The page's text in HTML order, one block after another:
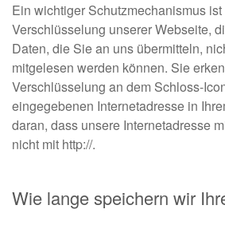
Ein wichtiger Schutzmechanismus
Verschlüsselung unserer Webseite,
Daten, die Sie an uns übermitteln,
mitgelesen werden können. Sie
Verschlüsselung an dem Schloss-
eingegebenen Internetadresse in
daran, dass unsere Internetadresse
nicht mit http://.
Wie lange speichern wir